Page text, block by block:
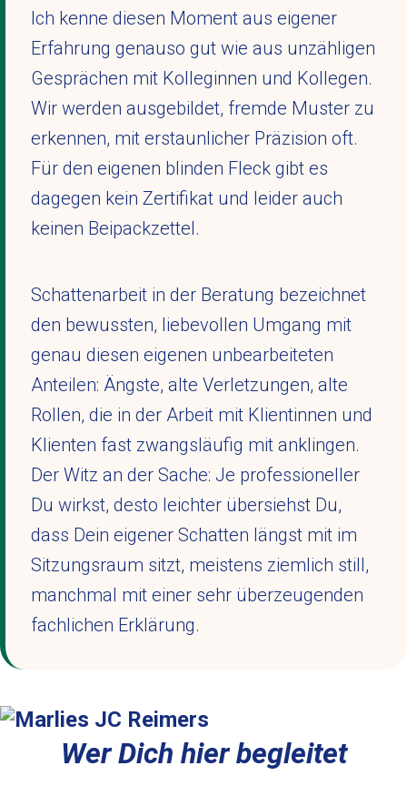
Ich kenne diesen Moment aus eigener
Erfahrung genauso gut wie aus unzähligen
Gesprächen mit Kolleginnen und Kollegen.
Wir werden ausgebildet, fremde Muster zu
erkennen, mit erstaunlicher Präzision oft.
Für den eigenen blinden Fleck gibt es
dagegen kein Zertifikat und leider auch
keinen Beipackzettel.
Schattenarbeit in der Beratung bezeichnet
den bewussten, liebevollen Umgang mit
genau diesen eigenen unbearbeiteten
Anteilen: Ängste, alte Verletzungen, alte
Rollen, die in der Arbeit mit Klientinnen und
Klienten fast zwangsläufig mit anklingen.
Der Witz an der Sache: Je professioneller
Du wirkst, desto leichter übersiehst Du,
dass Dein eigener Schatten längst mit im
Sitzungsraum sitzt, meistens ziemlich still,
manchmal mit einer sehr überzeugenden
fachlichen Erklärung.
Wer Dich hier begleitet